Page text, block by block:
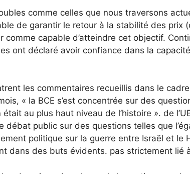
comme celles que nous traversons
de garantir le retour à la stabilité des prix
comme capable d’atteindre cet objectif.
ont déclaré avoir confiance dans la
les commentaires recueillis dans le
« la BCE s’est concentrée sur des
était au plus haut niveau de l’histoire ». de
débat public sur des questions telles que
politique sur la guerre entre Israël et le
dans des buts évidents. pas strictement lié